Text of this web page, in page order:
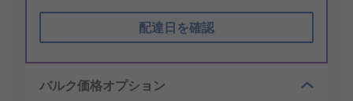
配達日を確認
バルク価格オプション